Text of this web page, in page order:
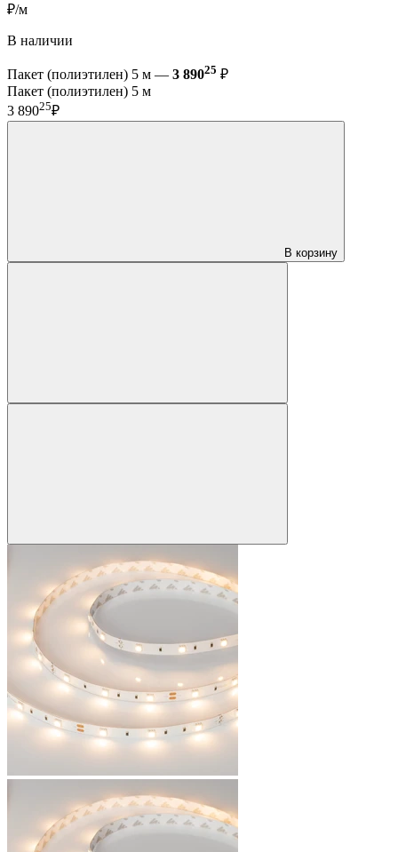
₽/м
В наличии
Пакет (полиэтилен) 5 м — 3 89025 ₽
Пакет (полиэтилен) 5 м
3 89025₽
В корзину